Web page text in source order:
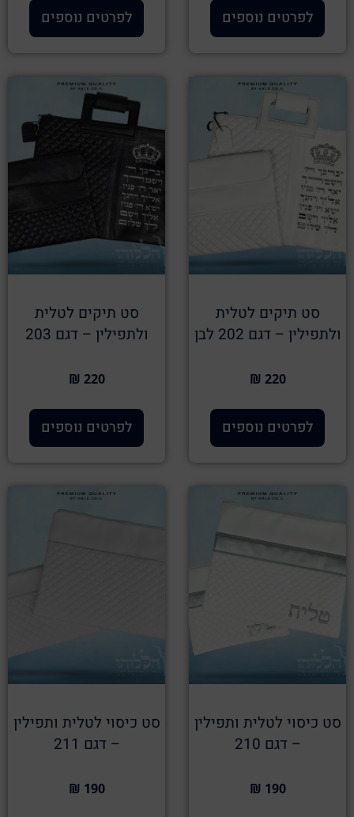
לפרטים נוספים לפרטים נוספים
סט תיקים לטלית
ולתפילין – דגם 202 לבן
220 ₪
לפרטים נוספים
סט תיקים לטלית
ולתפילין – דגם 203
220 ₪
לפרטים נוספים
סט כיסוי לטלית ותפילין
– דגם 210
190 ₪
סט כיסוי לטלית ותפילין
– דגם 211
190 ₪